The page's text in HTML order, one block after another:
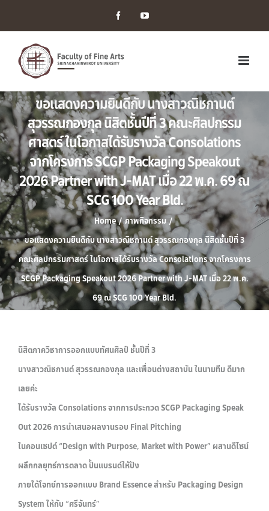
FacebookYouTube
ขอแสดงความยินดีกับ นางสาวณิชกานต์
สุวรรณกองกุล นิสิตชั้นปีที่ 3 คณะศิลปกรรม
ศาสตร์ ในโอกาสได้รับรางวัล Consolations
จากโครงการ SCGP Packaging Speakout
2026 Partner with J-MAT เมื่อ 22 พ.ค. 69 ณ
SCG 100 Year Bld.
Home / ภาพกิจกรรม /
ขอแสดงความยินดีกับ นางสาวณิชกานต์ สุวรรณกองกุล นิสิตชั้นปีที่ 3
คณะศิลปกรรมศาสตร์ ในโอกาสได้รับรางวัล Consolations จากโครงการ
SCGP Packaging Speakout 2026 Partner with J-MAT เมื่อ 22 พ.ค.
69 ณ SCG 100 Year Bld.
นิสิตภาควิชาการออกแบบทัศนศิลป์ ชั้นปีที่ 3
นางสาวณิชกานต์ สุวรรณกองกุล และเพื่อนต่างสถาบัน ในนามทีม ดีมาก
เลยค่ะ
ได้รับรางวัล Consolations จากการประกวด SCGP Packaging Speak
Out 2026 การนำเสนอผลงานรอบ Final Pitching
ในคอนเซปต์ “Design with Purpose, Market with Power” ผสานดีไซน์
ผลึกกลยุทธ์การตลาด ปั้นแบรนด์ให้ปัง
ภายใต้โจทย์การออกแบบ Brand Essence สำหรับ Packaging Design
System ให้กับ “ศรีจันทร์”